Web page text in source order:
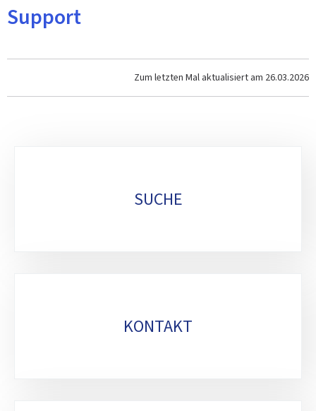
Support
Zum letzten Mal aktualisiert am 26.03.2026
SUCHE
KONTAKT